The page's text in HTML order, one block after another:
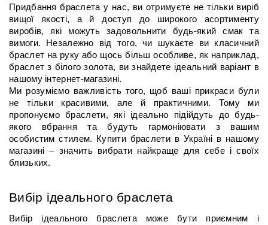
Придбання браслета у нас, ви отримуєте не тільки виріб
вищої якості, а й доступ до широкого асортименту
виробів, які можуть задовольнити будь-який смак та
вимоги. Незалежно від того, чи шукаєте ви класичний
браслет на руку або щось більш особливе, як наприклад,
браслет з білого золота, ви знайдете ідеальний варіант в
нашому інтернет-магазині.
Ми розуміємо важливість того, щоб ваші прикраси були
не тільки красивими, але й практичними. Тому ми
пропонуємо браслети, які ідеально підійдуть до будь-
якого вбрання та будуть гармоніювати з вашим
особистим стилем. Купити браслети в Україні в нашому
магазині – значить вибрати найкраще для себе і своїх
близьких.
Вибір ідеального браслета
Вибір ідеального браслета може бути приємним і